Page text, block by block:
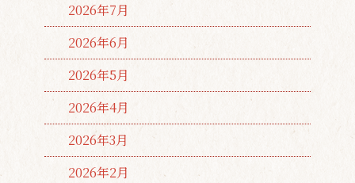
2026年7月
2026年6月
2026年5月
2026年4月
2026年3月
2026年2月